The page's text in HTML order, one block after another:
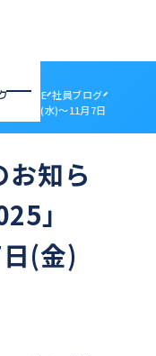
HOME 社員ブログ
月5日(水)～11月7日
お知ら
」
(金)